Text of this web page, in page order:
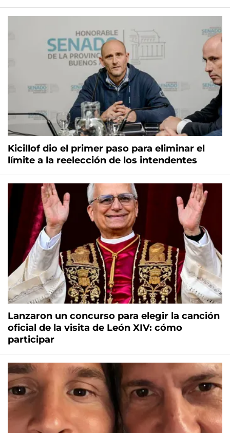
Kicillof dio el primer paso para eliminar el
límite a la reelección de los intendentes
Lanzaron un concurso para elegir la canción
oficial de la visita de León XIV: cómo
participar